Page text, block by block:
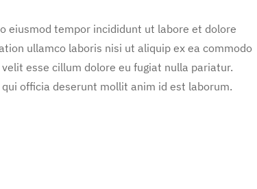
eiusmod tempor incididunt ut labore et dolore
ullamco laboris nisi ut aliquip ex ea commodo
esse cillum dolore eu fugiat nulla pariatur.
officia deserunt mollit anim id est laborum.